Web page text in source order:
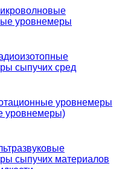
уровнемеры
сыпучих сред
уровнемеры
уровнемеры)
сыпучих материалов